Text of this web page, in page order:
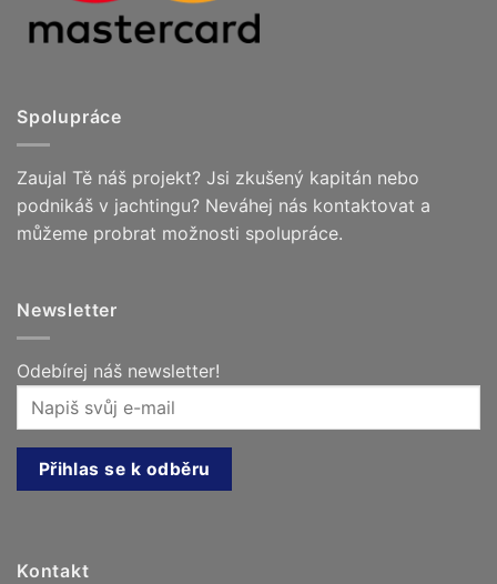
Spolupráce
Zaujal Tě náš projekt? Jsi zkušený kapitán nebo
podnikáš v jachtingu? Neváhej nás kontaktovat a
můžeme probrat možnosti spolupráce.
Newsletter
Odebírej náš newsletter!
Kontakt